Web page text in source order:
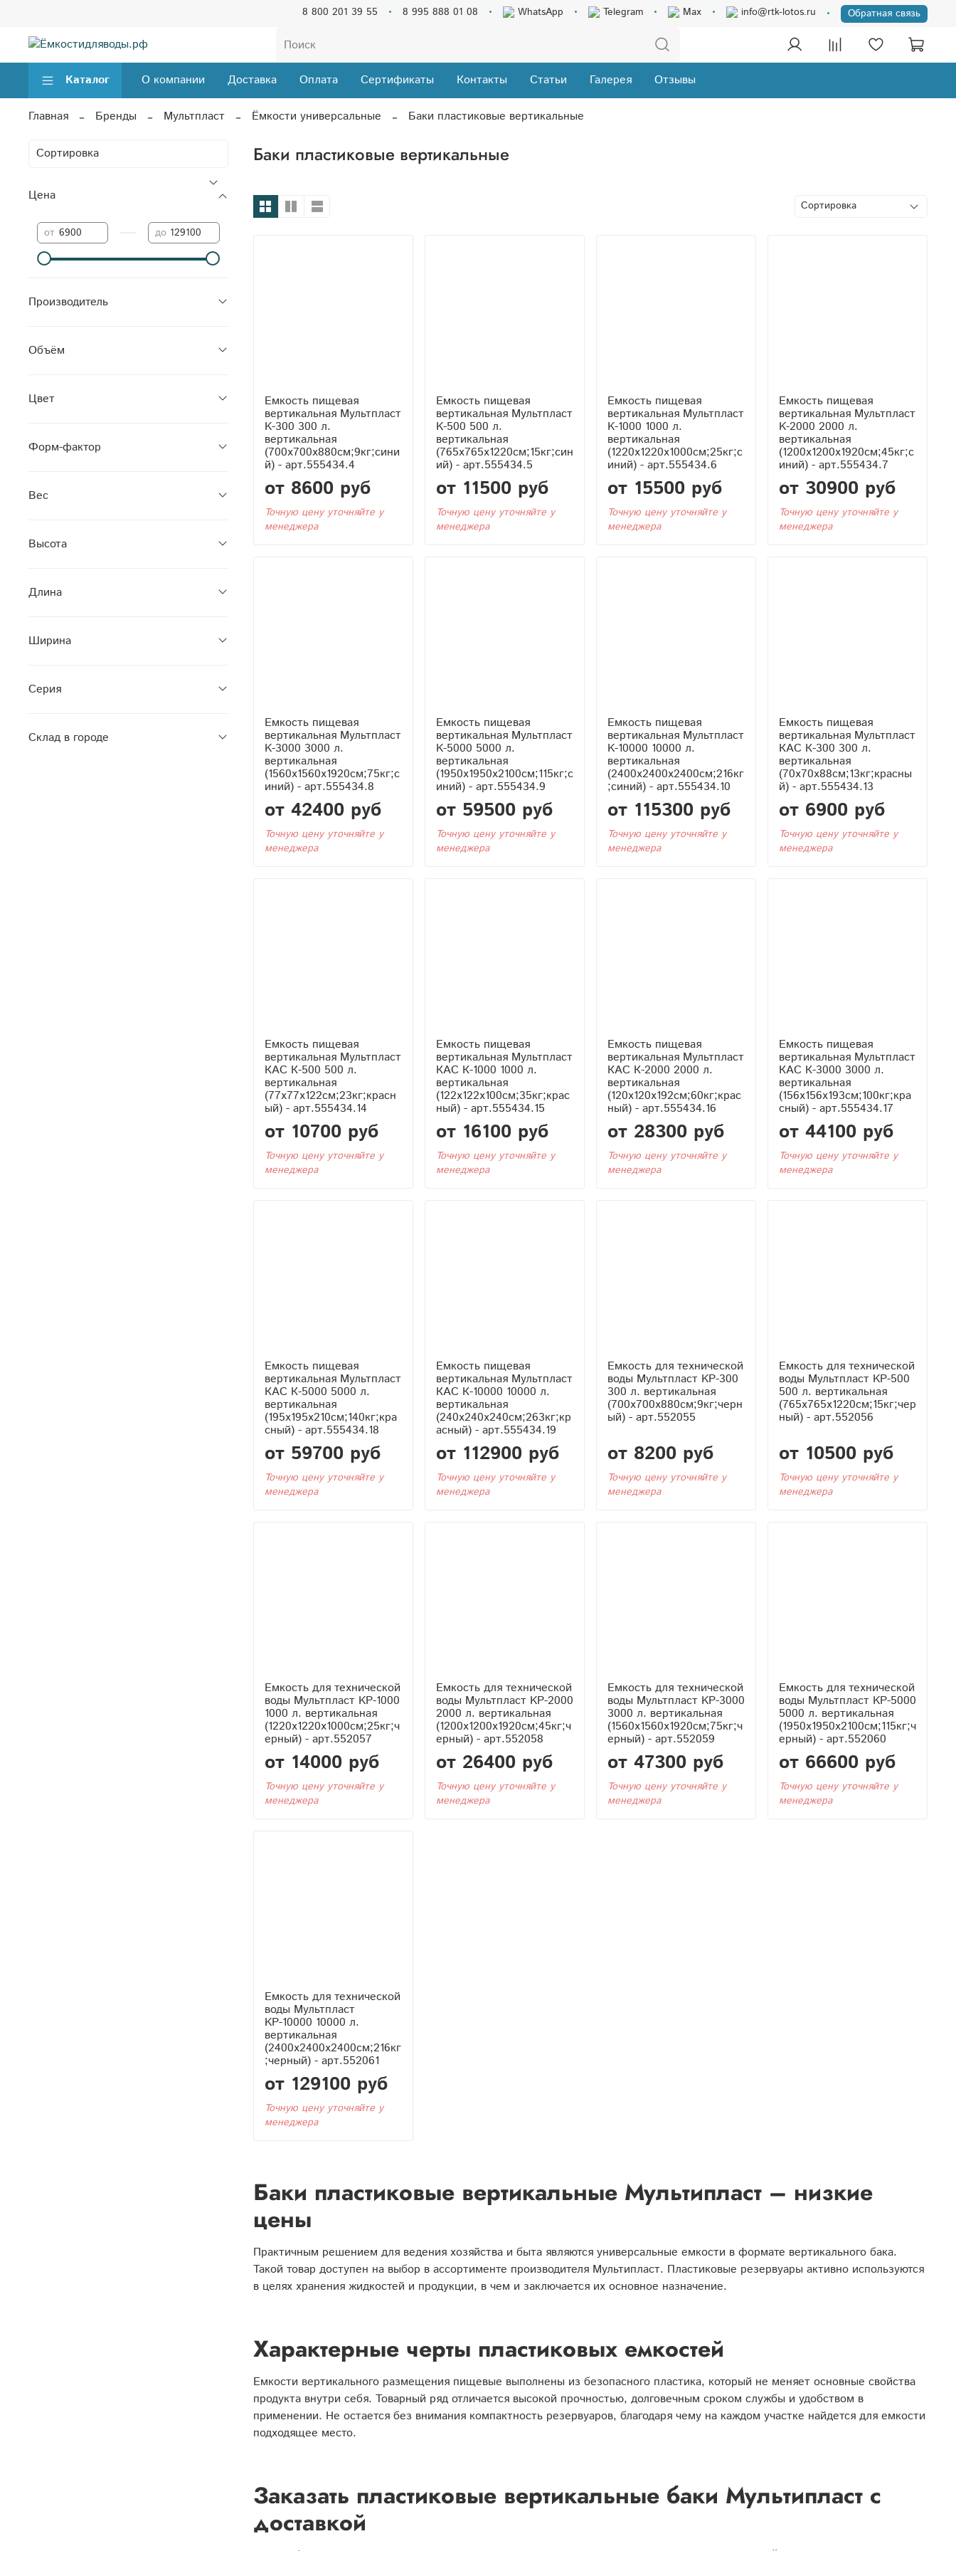
8 800 201 39 55 8 995 888 01 08 WhatsApp Telegram Max info@rtk-lotos.ru Обратная связь
Каталог О компании Доставка Оплата Сертификаты Контакты Статьи Галерея Отзывы
Главная Бренды Мультпласт Ёмкости универсальные Баки пластиковые вертикальные
Баки пластиковые вертикальные
Емкость пищевая
вертикальная Мультпласт
K-300 300 л.
вертикальная
(700x700x880см;9кг;сини
й) - арт.555434.4
от 8600 руб
Точную цену уточняйте у
менеджера
Емкость пищевая
вертикальная Мультпласт
K-500 500 л.
вертикальная
(765x765x1220см;15кг;син
ий) - арт.555434.5
от 11500 руб
Точную цену уточняйте у
менеджера
Емкость пищевая
вертикальная Мультпласт
K-1000 1000 л.
вертикальная
(1220x1220x1000см;25кг;с
иний) - арт.555434.6
от 15500 руб
Точную цену уточняйте у
менеджера
Емкость пищевая
вертикальная Мультпласт
K-2000 2000 л.
вертикальная
(1200x1200x1920см;45кг;с
иний) - арт.555434.7
от 30900 руб
Точную цену уточняйте у
менеджера
Емкость пищевая
вертикальная Мультпласт
K-3000 3000 л.
вертикальная
(1560x1560x1920см;75кг;с
иний) - арт.555434.8
от 42400 руб
Точную цену уточняйте у
менеджера
Емкость пищевая
вертикальная Мультпласт
K-5000 5000 л.
вертикальная
(1950x1950x2100см;115кг;с
иний) - арт.555434.9
от 59500 руб
Точную цену уточняйте у
менеджера
Емкость пищевая
вертикальная Мультпласт
K-10000 10000 л.
вертикальная
(2400x2400x2400см;216кг
;синий) - арт.555434.10
от 115300 руб
Точную цену уточняйте у
менеджера
Емкость пищевая
вертикальная Мультпласт
КАС К-300 300 л.
вертикальная
(70x70x88см;13кг;красны
й) - арт.555434.13
от 6900 руб
Точную цену уточняйте у
менеджера
Емкость пищевая
вертикальная Мультпласт
КАС К-500 500 л.
вертикальная
(77x77x122см;23кг;красн
ый) - арт.555434.14
от 10700 руб
Точную цену уточняйте у
менеджера
Емкость пищевая
вертикальная Мультпласт
КАС К-1000 1000 л.
вертикальная
(122x122x100см;35кг;крас
ный) - арт.555434.15
от 16100 руб
Точную цену уточняйте у
менеджера
Емкость пищевая
вертикальная Мультпласт
КАС К-2000 2000 л.
вертикальная
(120x120x192см;60кг;крас
ный) - арт.555434.16
от 28300 руб
Точную цену уточняйте у
менеджера
Емкость пищевая
вертикальная Мультпласт
КАС К-3000 3000 л.
вертикальная
(156x156x193см;100кг;кра
сный) - арт.555434.17
от 44100 руб
Точную цену уточняйте у
менеджера
Емкость пищевая
вертикальная Мультпласт
КАС К-5000 5000 л.
вертикальная
(195x195x210см;140кг;кра
сный) - арт.555434.18
от 59700 руб
Точную цену уточняйте у
менеджера
Емкость пищевая
вертикальная Мультпласт
КАС К-10000 10000 л.
вертикальная
(240x240x240см;263кг;кр
асный) - арт.555434.19
от 112900 руб
Точную цену уточняйте у
менеджера
Емкость для технической
воды Мультпласт KР-300
300 л. вертикальная
(700x700x880см;9кг;черн
ый) - арт.552055
от 8200 руб
Точную цену уточняйте у
менеджера
Емкость для технической
воды Мультпласт KР-500
500 л. вертикальная
(765x765x1220см;15кг;чер
ный) - арт.552056
от 10500 руб
Точную цену уточняйте у
менеджера
Емкость для технической
воды Мультпласт KР-1000
1000 л. вертикальная
(1220x1220x1000см;25кг;ч
ерный) - арт.552057
от 14000 руб
Точную цену уточняйте у
менеджера
Емкость для технической
воды Мультпласт KР-2000
2000 л. вертикальная
(1200x1200x1920см;45кг;ч
ерный) - арт.552058
от 26400 руб
Точную цену уточняйте у
менеджера
Емкость для технической
воды Мультпласт KР-3000
3000 л. вертикальная
(1560x1560x1920см;75кг;ч
ерный) - арт.552059
от 47300 руб
Точную цену уточняйте у
менеджера
Емкость для технической
воды Мультпласт KР-5000
5000 л. вертикальная
(1950x1950x2100см;115кг;ч
ерный) - арт.552060
от 66600 руб
Точную цену уточняйте у
менеджера
Емкость для технической
воды Мультпласт
KР-10000 10000 л.
вертикальная
(2400x2400x2400см;216кг
;черный) - арт.552061
от 129100 руб
Точную цену уточняйте у
менеджера
Баки пластиковые вертикальные Мультипласт – низкие
цены
Практичным решением для ведения хозяйства и быта являются универсальные емкости в формате вертикального бака.
Такой товар доступен на выбор в ассортименте производителя Мультипласт. Пластиковые резервуары активно используются
в целях хранения жидкостей и продукции, в чем и заключается их основное назначение.
Характерные черты пластиковых емкостей
Емкости вертикального размещения пищевые выполнены из безопасного пластика, который не меняет основные свойства
продукта внутри себя. Товарный ряд отличается высокой прочностью, долговечным сроком службы и удобством в
применении. Не остается без внимания компактность резервуаров, благодаря чему на каждом участке найдется для емкости
подходящее место.
Заказать пластиковые вертикальные баки Мультипласт с
доставкой
Цена
от до
Производитель
Объём
Цвет
Форм-фактор
Вес
Высота
Длина
Ширина
Серия
Склад в городе